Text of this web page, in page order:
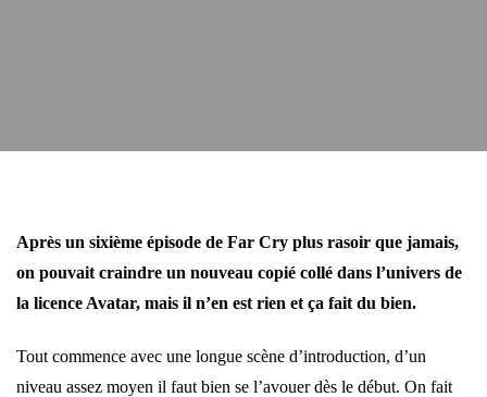
Après un sixième épisode de Far Cry plus rasoir que jamais,
on pouvait craindre un nouveau copié collé dans l’univers de
la licence Avatar, mais il n’en est rien et ça fait du bien.
Tout commence avec une longue scène d’introduction, d’un
niveau assez moyen il faut bien se l’avouer dès le début. On fait